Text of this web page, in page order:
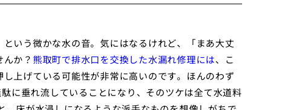
いう微かな水の音。気にはなるけれど、「まあ大丈
か？ 熊取町で排水口を交換した水漏れ修理には、こ
上げている可能性が非常に高いのです。ほんのわず
に垂れ流していることになり、そのツケは全て水道料